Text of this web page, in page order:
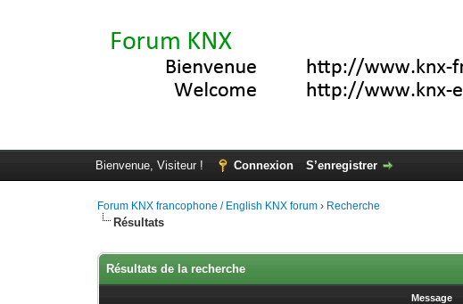
Bienvenue, Visiteur ! Connexion S’enregistrer
Forum KNX francophone / English KNX forum › Recherche
Résultats
Résultats de la recherche
Message